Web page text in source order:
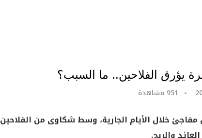
يؤرق الفلاحين.. ما السبب؟
951 مشاهدة
خلال الأيام الجارية، وسط شكاوى من الفلاحين